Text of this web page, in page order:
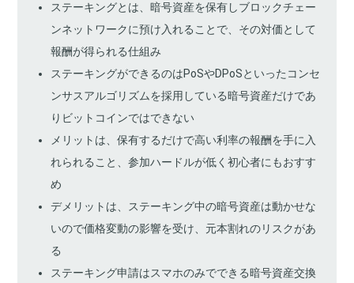
ステーキングとは、暗号資産を保有しブロックチェー
ンネットワークに預け入れることで、その対価として
報酬が得られる仕組み
ステーキングができるのはPoSやDPoSといったコンセ
ンサスアルゴリズムを採用している暗号資産だけであ
りビットコインではできない
メリットは、保有するだけで高い利率の報酬を手に入
れられること、参加ハードルが低く初心者にもおすす
め
デメリットは、ステーキング中の暗号資産は動かせな
いので価格変動の影響を受け、元本割れのリスクがあ
る
ステーキング申請はスマホのみでできる暗号資産交換